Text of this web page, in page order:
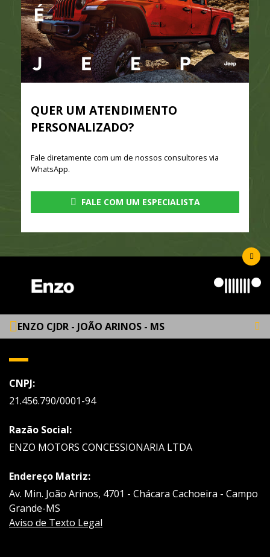
QUER UM ATENDIMENTO
PERSONALIZADO?
Fale diretamente com um de nossos consultores via
WhatsApp.
FALE COM UM ESPECIALISTA
ENZO CJDR - JOÃO ARINOS - MS
CNPJ:
21.456.790/0001-94
Razão Social:
ENZO MOTORS CONCESSIONARIA LTDA
Endereço Matriz:
Av. Min. João Arinos, 4701 - Chácara Cachoeira - Campo
Grande-MS
Aviso de Texto Legal